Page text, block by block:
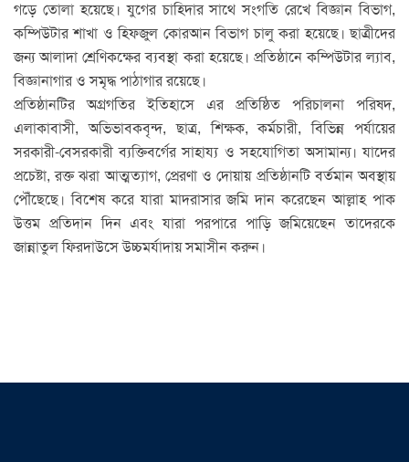
গড়ে তোলা হয়েছে। যুগের চাহিদার সাথে সংগতি রেখে বিজ্ঞান বিভাগ,
কম্পিউটার শাখা ও হিফজুল কোরআন বিভাগ চালু করা হয়েছে। ছাত্রীদের
জন্য আলাদা শ্রেণিকক্ষের ব্যবস্থা করা হয়েছে। প্রতিষ্ঠানে কম্পিউটার ল্যাব,
বিজ্ঞানাগার ও সমৃদ্ধ পাঠাগার রয়েছে।
প্রতিষ্ঠানটির অগ্রগতির ইতিহাসে এর প্রতিষ্ঠিত পরিচালনা পরিষদ,
এলাকাবাসী, অভিভাবকবৃন্দ, ছাত্র, শিক্ষক, কর্মচারী, বিভিন্ন পর্যায়ের
সরকারী-বেসরকারী ব্যক্তিবর্গের সাহায্য ও সহযোগিতা অসামান্য। যাদের
প্রচেষ্টা, রক্ত ঝরা আত্মত্যাগ, প্রেরণা ও দোয়ায় প্রতিষ্ঠানটি বর্তমান অবস্থায়
পৌঁছেছে। বিশেষ করে যারা মাদরাসার জমি দান করেছেন আল্লাহ পাক
উত্তম প্রতিদান দিন এবং যারা পরপারে পাড়ি জমিয়েছেন তাদেরকে
জান্নাতুল ফিরদাউসে উচ্চমর্যাদায় সমাসীন করুন।